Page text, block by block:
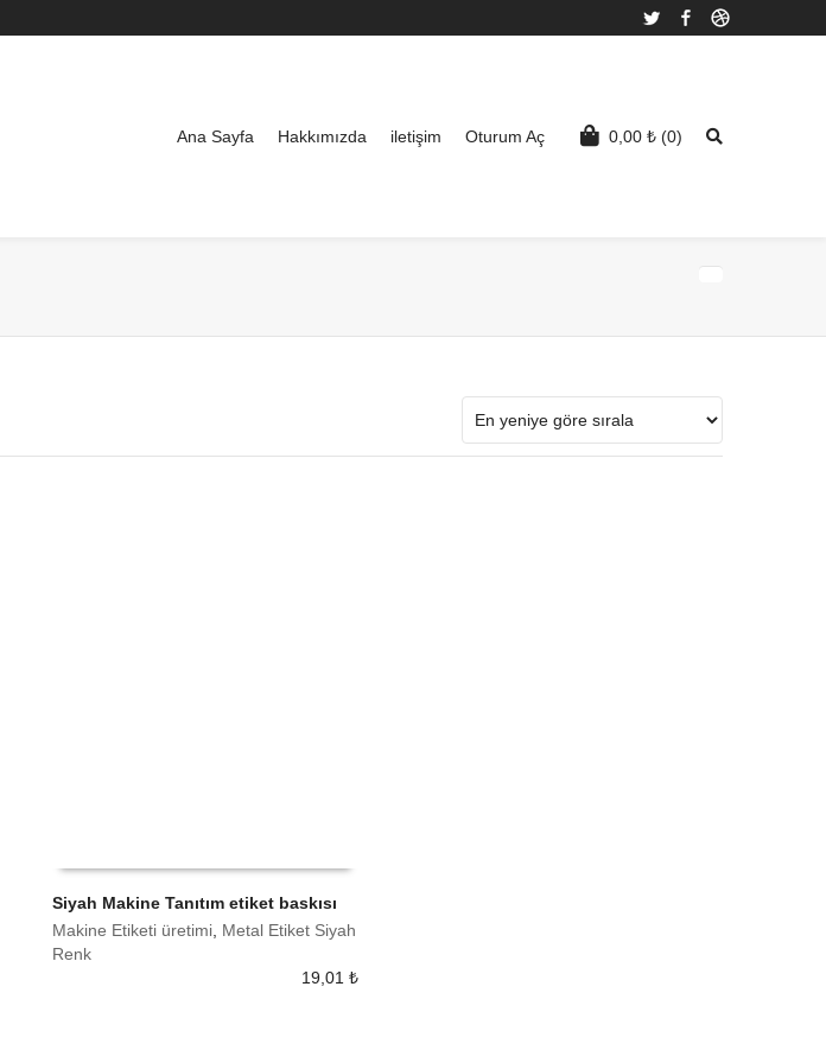
Twitter Facebook
0,00 ₺ (0)
Ana Sayfa Hakkımızda iletişim Oturum Aç
SEPETE EKLE
Siyah Makine Tanıtım etiket baskısı
Makine Etiketi üretimi, Metal Etiket Siyah
Renk
19,01 ₺